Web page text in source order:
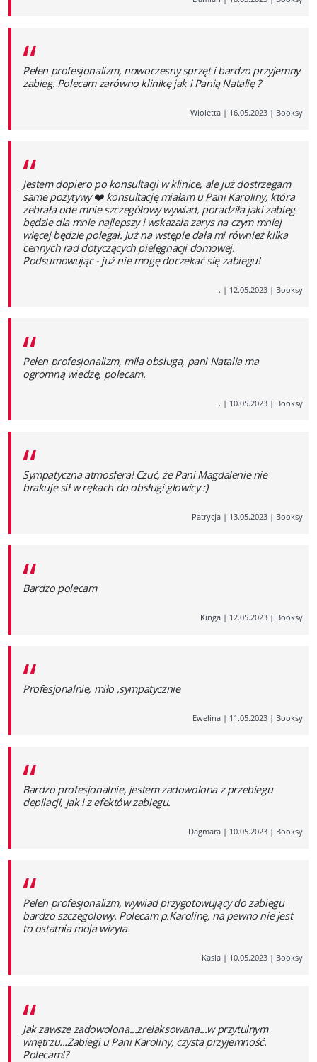
“
Pełen profesjonalizm, nowoczesny sprzęt i bardzo przyjemny
zabieg. Polecam zarówno klinikę jak i Panią Natalię ?
Wioletta | 16.05.2023 | Booksy
“
Jestem dopiero po konsultacji w klinice, ale już dostrzegam
same pozytywy ❤️ konsultację miałam u Pani Karoliny, która
zebrała ode mnie szczegółowy wywiad, poradziła jaki zabieg
będzie dla mnie najlepszy i wskazała zarys na czym mniej
więcej będzie polegał. Już na wstępie dała mi również kilka
cennych rad dotyczących pielęgnacji domowej.
Podsumowując - już nie mogę doczekać się zabiegu!
. | 12.05.2023 | Booksy
“
Pełen profesjonalizm, miła obsługa, pani Natalia ma
ogromną wiedzę, polecam.
. | 10.05.2023 | Booksy
“
Sympatyczna atmosfera! Czuć, że Pani Magdalenie nie
brakuje sił w rękach do obsługi głowicy :)
Patrycja | 13.05.2023 | Booksy
“
Bardzo polecam
Kinga | 12.05.2023 | Booksy
“
Profesjonalnie, miło ,sympatycznie
Ewelina | 11.05.2023 | Booksy
“
Bardzo profesjonalnie, jestem zadowolona z przebiegu
depilacji, jak i z efektów zabiegu.
Dagmara | 10.05.2023 | Booksy
“
Pelen profesjonalizm, wywiad przygotowujący do zabiegu
bardzo szczegolowy. Polecam p.Karolinę, na pewno nie jest
to ostatnia moja wizyta.
Kasia | 10.05.2023 | Booksy
“
Jak zawsze zadowolona...zrelaksowana...w przytulnym
wnętrzu...Zabiegi u Pani Karoliny, czysta przyjemność.
Polecam!?